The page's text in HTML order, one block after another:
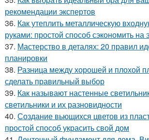
рекомендации экспертов
36. Как утеплить металлическую
руками: простой способ сэкономить на
37. Мастерство в деталях: 20 правил
планировки
38. Разница между хорошей и плохой
сделать правильный выбор
39. Как называют настенные
светильники и их разновидности
40. Создание вьющихся цветов из
простой способ украсить свой дом